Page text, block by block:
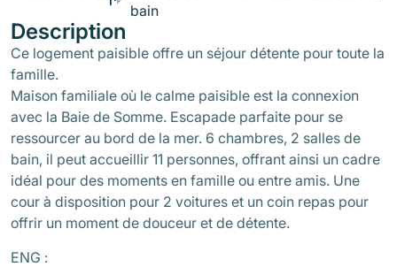
bain
Description
Ce logement paisible offre un séjour détente pour toute la
famille.
Maison familiale où le calme paisible est la connexion
avec la Baie de Somme. Escapade parfaite pour se
ressourcer au bord de la mer. 6 chambres, 2 salles de
bain, il peut accueillir 11 personnes, offrant ainsi un cadre
idéal pour des moments en famille ou entre amis. Une
cour à disposition pour 2 voitures et un coin repas pour
offrir un moment de douceur et de détente.
ENG :